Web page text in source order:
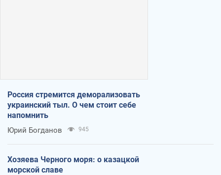
Россия стремится деморализовать
украинский тыл. О чем стоит себе
напомнить
Юрий Богданов 945
Хозяева Черного моря: о казацкой
морской славе